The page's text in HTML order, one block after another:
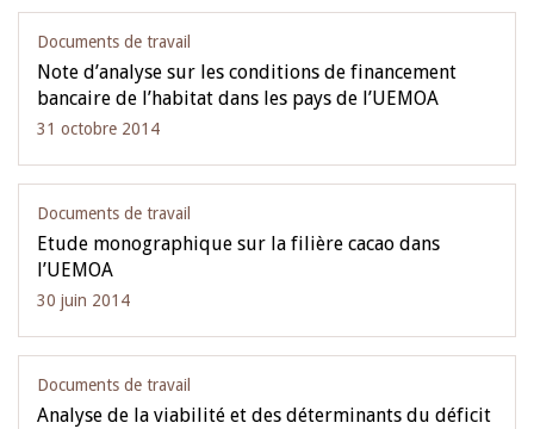
Documents de travail
Note d’analyse sur les conditions de financement
bancaire de l’habitat dans les pays de l’UEMOA
31 octobre 2014
Documents de travail
Etude monographique sur la filière cacao dans
l’UEMOA
30 juin 2014
Documents de travail
Analyse de la viabilité et des déterminants du déficit